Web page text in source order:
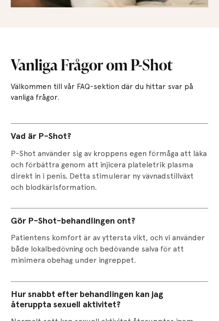
Vanliga Frågor om P-Shot
Välkommen till vår FAQ-sektion där du hittar svar på
vanliga frågor.
Vad är P-Shot?
P-Shot använder sig av kroppens egen förmåga att läka
och förbättra genom att injicera plateletrik plasma
direkt in i penis. Detta stimulerar ny vävnadstillväxt
och blodkärlsformation.
Gör P-Shot-behandlingen ont?
Patientens komfort är av yttersta vikt, och vi använder
både lokalbedövning och bedövande salva för att
minimera obehag under ingreppet.
Hur snabbt efter behandlingen kan jag
återuppta sexuell aktivitet?